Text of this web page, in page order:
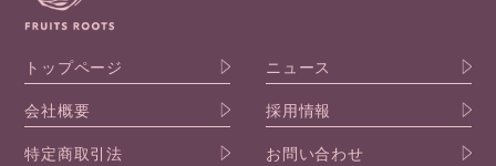
トップページ
ニュース
会社概要
採用情報
特定商取引法
お問い合わせ